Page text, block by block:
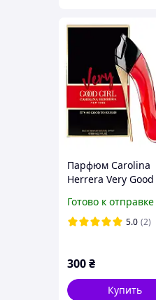
Парфюм Carolina
Herrera Very
Вери Гуд Герл,
туфелька) С
Готово к отправке
5.0 (2)
300₴
Купить